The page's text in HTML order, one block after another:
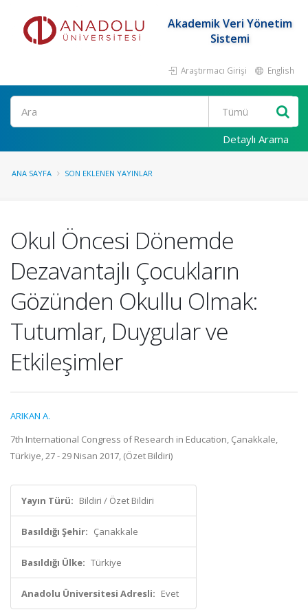
Akademik Veri Yönetim
Sistemi
Araştırmacı Girişi English
Ara
Detaylı Arama
ANA SAYFA SON EKLENEN YAYINLAR
Okul Öncesi Dönemde
Dezavantajlı Çocukların
Gözünden Okullu Olmak:
Tutumlar, Duygular ve
Etkileşimler
ARIKAN A.
7th International Congress of Research in Education, Çanakkale,
Türkiye, 27 - 29 Nisan 2017, (Özet Bildiri)
Yayın Türü: Bildiri / Özet Bildiri
Basıldığı Şehir: Çanakkale
Basıldığı Ülke: Türkiye
Anadolu Üniversitesi Adresli: Evet